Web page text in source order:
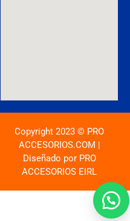
Copyright 2023 © PRO
ACCESORIOS.COM |
Diseñado por PRO
ACCESORIOS EIRL